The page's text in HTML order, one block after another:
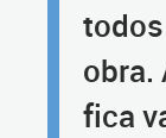
obra.
fica